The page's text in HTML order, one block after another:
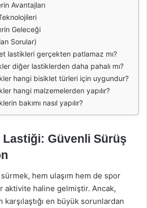
Avantajları
Geleceği
Sorular)
lastikleri gerçekten patlamaz mı?
diğer lastiklerden daha pahalı mı?
hangi bisiklet türleri için uygundur?
hangi malzemelerden yapılır?
bakımı nasıl yapılır?
Lastiği: Güvenli Sürüş
hem ulaşım hem de spor
aktivite haline gelmiştir. Ancak,
en büyük sorunlardan